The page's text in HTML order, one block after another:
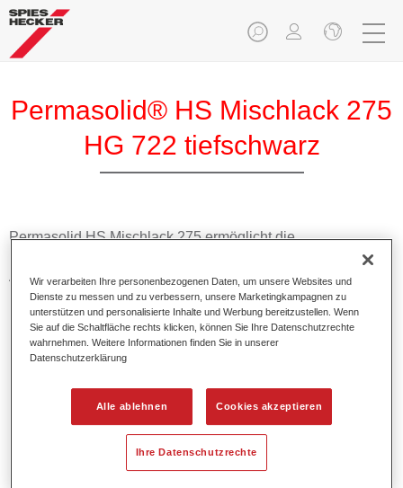
Permasolid® HS Mischlack 275
HG 722 tiefschwarz
Permasolid HS Mischlack 275 ermöglicht die
Farbtonausmischung vom hochwertigen Permasolid HS
Autolack 275 mit allen Uni-Farbtönen für die Pkw-
Lackierung.
Produktmerkmale
Erlaubt eine einfache und schnelle Verarbeitung in 1,5
Ermöglicht schnelle Trocknungszeiten.
Bietet ein hohes Deckvermögen.
Besitzt einen exzellenten Decklackstand.
Entspricht den VOC Anforderungen.
Wir verarbeiten Ihre personenbezogenen Daten, um unsere Websites und
Dienste zu messen und zu verbessern, unsere Marketingkampagnen zu
unterstützen und personalisierte Inhalte und Werbung bereitzustellen. Wenn
Sie auf die Schaltfläche rechts klicken, können Sie Ihre Datenschutzrechte
wahrnehmen. Weitere Informationen finden Sie in unserer
Datenschutzerklärung
Alle ablehnen Cookies akzeptieren
Ihre Datenschutzrechte